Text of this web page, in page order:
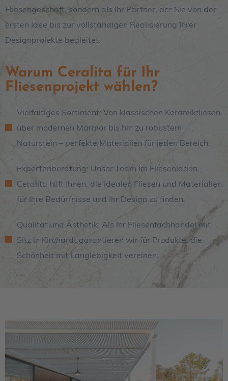
Fliesengeschäft, sondern als Ihr Partner, der Sie von der
ersten Idee bis zur vollständigen Realisierung Ihrer
Designprojekte begleitet.
Warum Ceralita für Ihr
Fliesenprojekt wählen?
Vielfältiges Sortiment: Von klassischen Keramikfliesen
über modernen Marmor bis hin zu robustem
Naturstein – perfekte Materialien für jeden Bereich.
Expertenberatung: Unser Team im Fliesenladen
Ceralita hilft Ihnen, die idealen Fliesen und Materialien
für Ihre Bedürfnisse und Ihr Design zu finden.
Qualität und Ästhetik: Als Ihr Fliesenfachhandel mit
Sitz in Kirchardt garantieren wir für Produkte, die
Schönheit mit Langlebigkeit vereinen.